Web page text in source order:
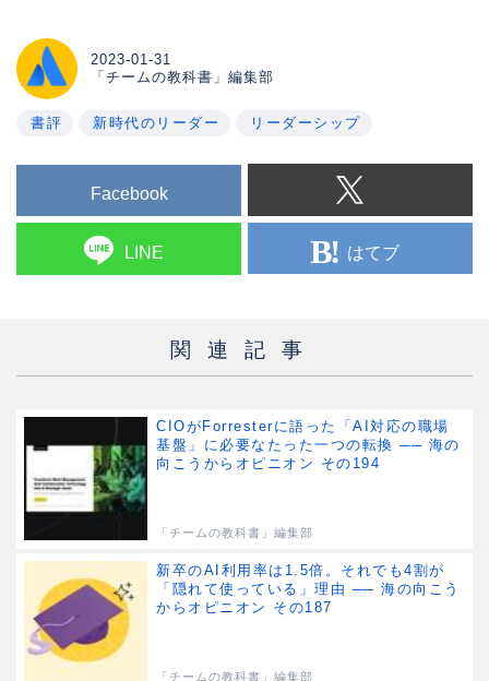
2023-01-31
「チームの教科書」編集部
書評 新時代のリーダー リーダーシップ
Facebook
LINE はてブ
関連記事
CIOがForresterに語った「AI対応の職場
基盤」に必要なたった一つの転換 ── 海の
向こうからオピニオン その194
「チームの教科書」編集部
新卒のAI利用率は1.5倍。それでも4割が
「隠れて使っている」理由 ── 海の向こう
からオピニオン その187
「チームの教科書」編集部